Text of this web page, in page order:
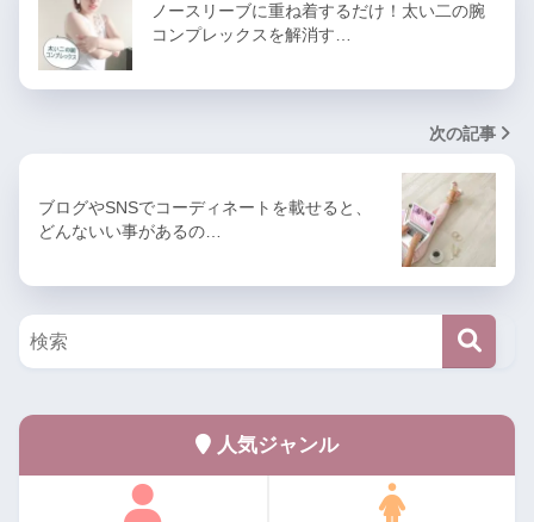
ノースリーブに重ね着するだけ！太い二の腕
コンプレックスを解消す…
次の記事
ブログやSNSでコーディネートを載せると、
どんないい事があるの…
人気ジャンル